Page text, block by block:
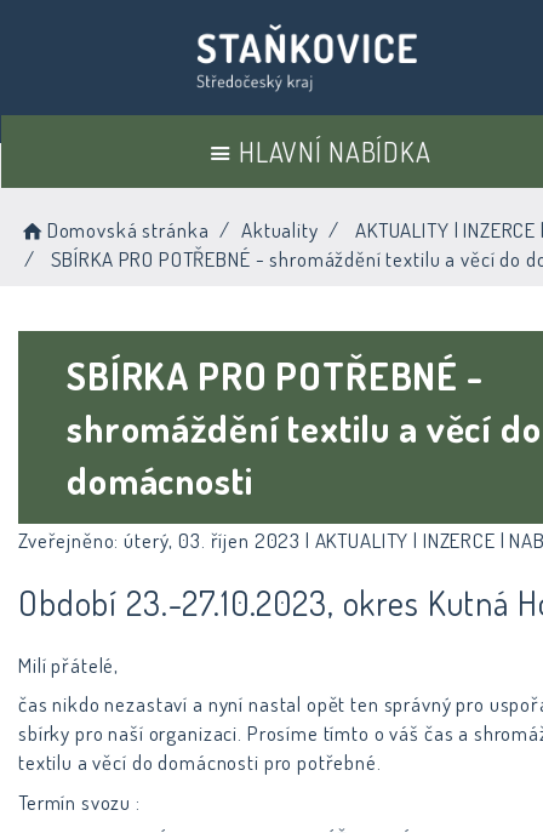
HLAVNÍ NABÍDKA
Domovská stránka Aktuality
AKTUALITY | INZERCE
SBÍRKA PRO POTŘEBNÉ - shromáždění textilu a věcí do
SBÍRKA PRO POTŘEBNÉ -
shromáždění textilu a věcí do
domácnosti
Zveřejněno: úterý, 03. říjen 2023 | AKTUALITY | INZERCE |
Období 23.-27.10.2023, okres Kutná
Milí přátelé,
čas nikdo nezastaví a nyní nastal opět ten správný pro
sbírky pro naší organizaci. Prosíme tímto o váš čas a
textilu a věcí do domácnosti pro potřebné.
Termín svozu :